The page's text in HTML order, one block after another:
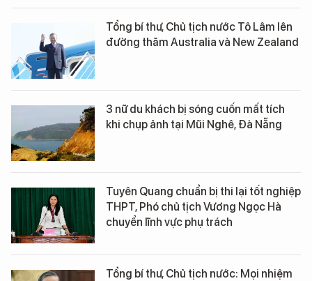
Tổng bí thư, Chủ tịch nước Tô Lâm lên
đường thăm Australia và New Zealand
3 nữ du khách bị sóng cuốn mất tích
khi chụp ảnh tại Mũi Nghê, Đà Nẵng
Tuyên Quang chuẩn bị thi lại tốt nghiệp
THPT, Phó chủ tịch Vương Ngọc Hà
chuyển lĩnh vực phụ trách
Tổng bí thư, Chủ tịch nước: Mọi nhiệm